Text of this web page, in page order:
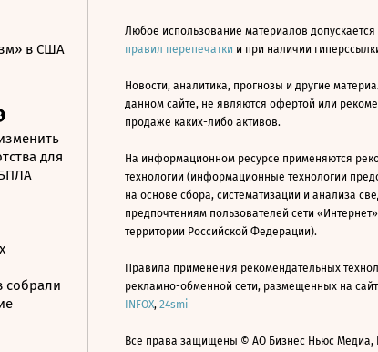
в США
для
собрали
Любое использование материалов
правил перепечатки и при наличии
Новости, аналитика, прогнозы и другие
данном сайте, не являются офертой или
продаже каких-либо активов.
На информационном ресурсе применяются
технологии (информационные технологии
на основе сбора, систематизации и анализа
предпочтениям пользователей сети
территории Российской Федерации).
Правила применения рекомендательных
рекламно-обменной сети, размещенных на
INFOX, 24smi
Все права защищены © АО Бизнес Ньюс